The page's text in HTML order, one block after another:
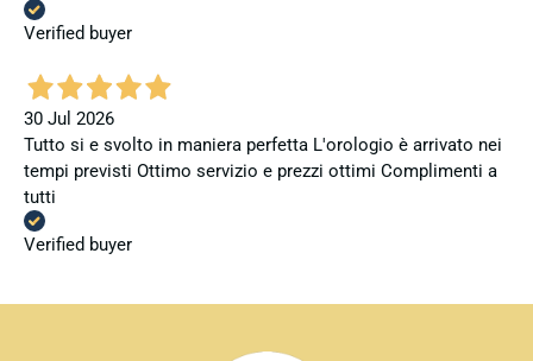
Verified buyer
30 Jul 2026
Tutto si e svolto in maniera perfetta L'orologio è arrivato nei
tempi previsti Ottimo servizio e prezzi ottimi Complimenti a
tutti
Verified buyer